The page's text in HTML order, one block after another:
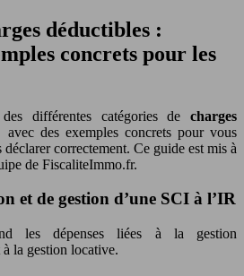
déductibles :
concrets pour les
différentes catégories de charges
avec des exemples concrets pour vous
correctement. Ce guide est mis à
de FiscaliteImmo.fr.
et de gestion d’une SCI à l’IR
les dépenses liées à la gestion
à la gestion locative.